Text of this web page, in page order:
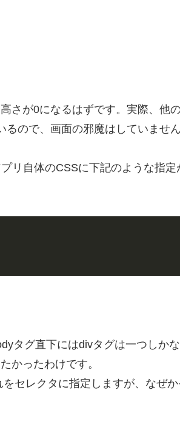
さが0になるはずです。実際、他
るので、画面の邪魔はしていません
リ自体のCSSに下記のような指定
タグ直下にはdivタグは一つしかな
かったわけです。
セレクタに指定しますが、なぜか